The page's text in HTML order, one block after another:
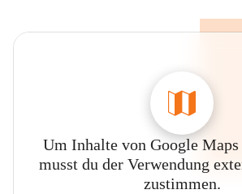
Um Inhalte von Google Maps
musst du der Verwendung
zustimmen.